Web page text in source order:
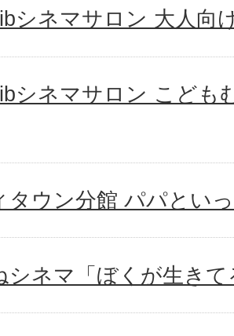
シネマサロン 大人向
シネマサロン こども
タウン分館 パパとい
シネマ「ぼくが生き